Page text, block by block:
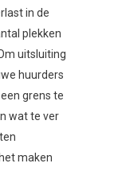
in de
plekken
uitsluiting
huurders
grens te
wat te ver
maken